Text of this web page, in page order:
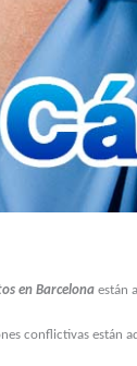
en Barcelona están
conflictivas están